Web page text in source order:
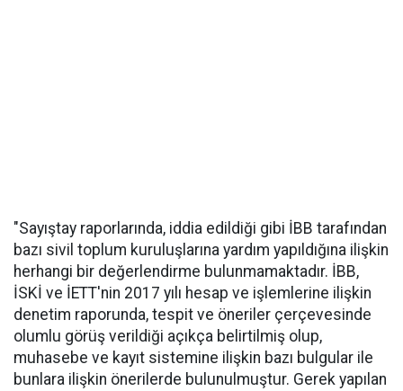
"Sayıştay raporlarında, iddia edildiği gibi İBB tarafından
bazı sivil toplum kuruluşlarına yardım yapıldığına ilişkin
herhangi bir değerlendirme bulunmamaktadır. İBB,
İSKİ ve İETT'nin 2017 yılı hesap ve işlemlerine ilişkin
denetim raporunda, tespit ve öneriler çerçevesinde
olumlu görüş verildiği açıkça belirtilmiş olup,
muhasebe ve kayıt sistemine ilişkin bazı bulgular ile
bunlara ilişkin önerilerde bulunulmuştur. Gerek yapılan